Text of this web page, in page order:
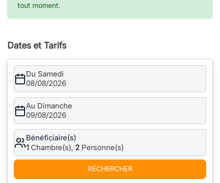
tout moment.
Dates et Tarifs
Du Samedi
08/08/2026
Au Dimanche
09/08/2026
Bénéficiaire(s)
1 Chambre(s), 2 Personne(s)
RECHERCHER